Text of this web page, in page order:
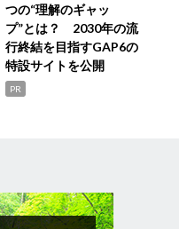
つの“理解のギャッ
プ”とは？ 2030年の流
行終結を目指すGAP6の
特設サイトを公開
PR